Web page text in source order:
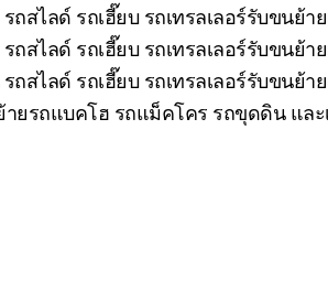
สไลด์ รถเฮี๊ยบ รถเทรลเลอร์รับขนย้า
สไลด์ รถเฮี๊ยบ รถเทรลเลอร์รับขนย้า
สไลด์ รถเฮี๊ยบ รถเทรลเลอร์รับขนย้า
ยรถแบคโฮ รถแม็คโคร รถขุดดิน แล